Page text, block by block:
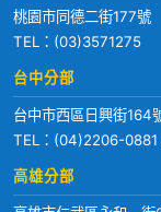
桃園市同德二街177號
TEL： (03)3571275
台中分部
台中市西區日興街164
TEL： (04)2206-0881
高雄分部